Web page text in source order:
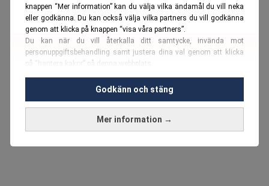
knappen “Mer information” kan du välja vilka ändamål du vill neka
eller godkänna. Du kan också välja vilka partners du vill godkänna
genom att klicka på knappen “visa våra partners”.
Du kan när du vill återkalla ditt samtycke, invända mot
personuppgiftsbehandling samt justera dina val genom att klicka
på “hantera kakor” på denna webbplats.
Du kan fördjupa dig ytterligare i vårcookie-policy
Vi använder kakor och personuppgifter för dessa syften:
Nödvändiga cookies och liknande tekniker, anpassning av
Mer information →
Godkänn och stäng